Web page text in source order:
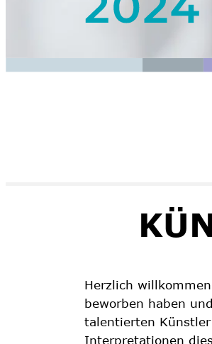
Herzlich
beworben haben
talentierten Künstler
Interpretationen